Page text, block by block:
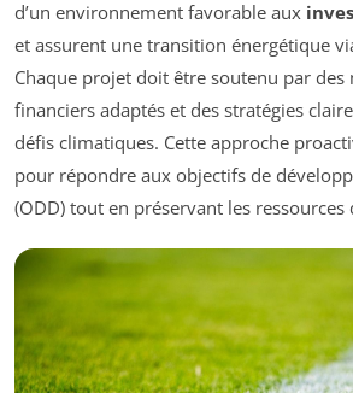
d’un environnement favorable aux
et assurent une transition énergétique
Chaque projet doit être soutenu par des
financiers adaptés et des stratégies
défis climatiques. Cette approche
pour répondre aux objectifs de
(ODD) tout en préservant les ressources